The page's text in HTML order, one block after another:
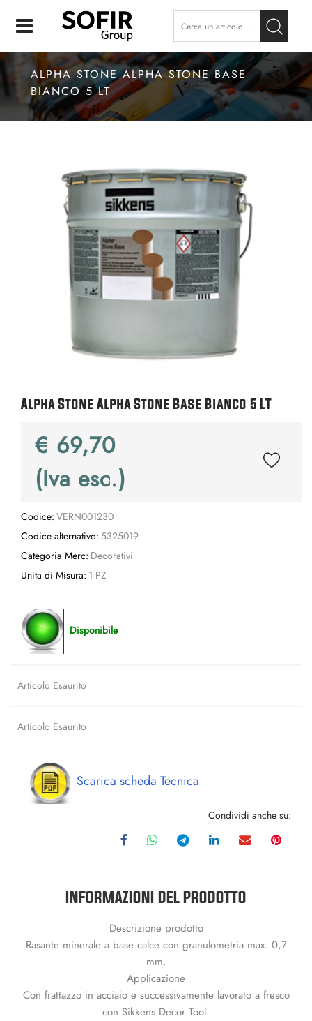
ALPHA STONE ALPHA STONE BASE
BIANCO 5 LT
Alpha Stone Alpha Stone Base Bianco 5 LT
€ 69,70
(Iva esc.)
Codice: VERN001230
Codice alternativo: 5325019
Categoria Merc: Decorativi
Unita di Misura: 1 PZ
Disponibile
Articolo Esaurito
Articolo Esaurito
Scarica scheda Tecnica
Condividi anche su:
INFORMAZIONI DEL PRODOTTO
Descrizione prodotto
Rasante minerale a base calce con granulometria max. 0,7
mm.
Applicazione
Con frattazzo in acciaio e successivamente lavorato a fresco
con Sikkens Decor Tool.